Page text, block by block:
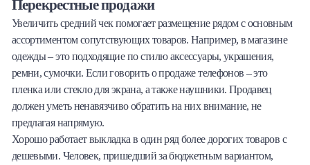
Перекрестные продажи
Увеличить средний чек помогает размещение рядом с основным
ассортиментом сопутствующих товаров. Например, в магазине
одежды – это подходящие по стилю аксессуары, украшения,
ремни, сумочки. Если говорить о продаже телефонов – это
пленка или стекло для экрана, а также наушники. Продавец
должен уметь ненавязчиво обратить на них внимание, не
предлагая напрямую.
Хорошо работает выкладка в один ряд более дорогих товаров с
дешевыми. Человек, пришедший за бюджетным вариантом,